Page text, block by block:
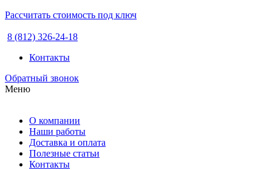
Рассчитать стоимость под ключ
8 (812) 326-24-18
Контакты
Обратный звонок
Меню
О компании
Наши работы
Доставка и оплата
Полезные статьи
Контакты